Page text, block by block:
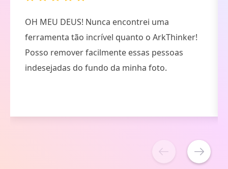
Sorte minha. Esta ferramenta ajudou a alterar
a cor de fundo em apenas 3 etapas. Agora
posso usar essa foto como retrato do meu
Facebook.